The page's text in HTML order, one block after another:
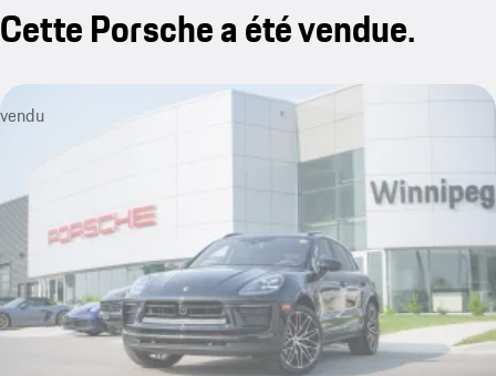
Cette Porsche a été vendue.
vendu